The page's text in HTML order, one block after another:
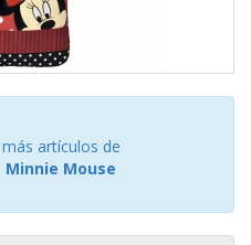
más artículos de
Minnie Mouse